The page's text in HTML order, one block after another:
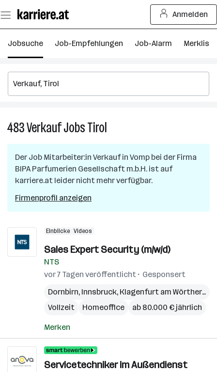
Seiteninhalt
springen
Anmelden
Jobsuche Job-Empfehlungen Job-Alarm Merkliste
483VerkaufJobsTirol
in
Tirol
Der Job Mitarbeiter:in Verkaufin Vomp bei der Firma
BIPA Parfumerien Gesellschaft m.b.H. ist auf
karriere.at leider nicht mehr verfügbar.
Firmenprofil anzeigen
Einblicke Videos
Sales Expert Security (m/w/d)
NTS
vor 7 Tagen veröffentlicht
Gesponsert
Dornbirn, Innsbruck, Klagenfurt am Wörthersee
Vollzeit
Homeoffice ab 80.000 € jährlich
Merken
Servicetechniker im Außendienst